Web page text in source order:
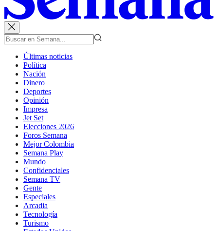
Últimas noticias
Política
Nación
Dinero
Deportes
Opinión
Impresa
Jet Set
Elecciones 2026
Foros Semana
Mejor Colombia
Semana Play
Mundo
Confidenciales
Semana TV
Gente
Especiales
Arcadia
Tecnología
Turismo